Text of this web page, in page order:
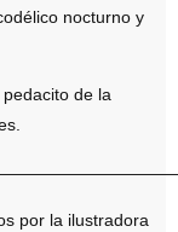
nocturno y
de la
por la ilustradora